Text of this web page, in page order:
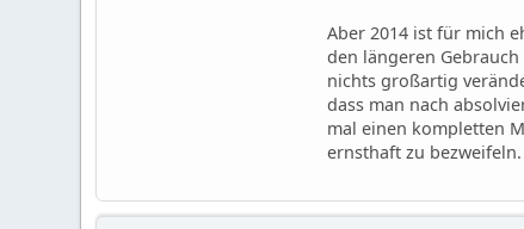
Aber 2014 ist für mich
den längeren
nichts großartig
dass man nach
mal einen kompletten
ernsthaft zu bezweifeln.